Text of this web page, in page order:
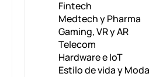
Fintech
Medtech y Pharma
Gaming, VR y AR
Telecom
Hardware e IoT
Estilo de vida y Moda